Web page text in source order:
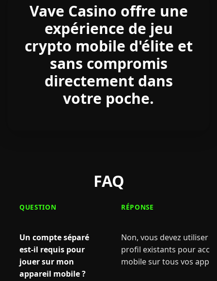
Vave Casino offre une
expérience de jeu
crypto mobile d'élite et
sans compromis
directement dans
votre poche.
FAQ
QUESTION RÉPONSE
Un compte séparé
est-il requis pour
jouer sur mon
appareil mobile ?
Non, vous devez utiliser
profil existants pour
mobile sur tous vos